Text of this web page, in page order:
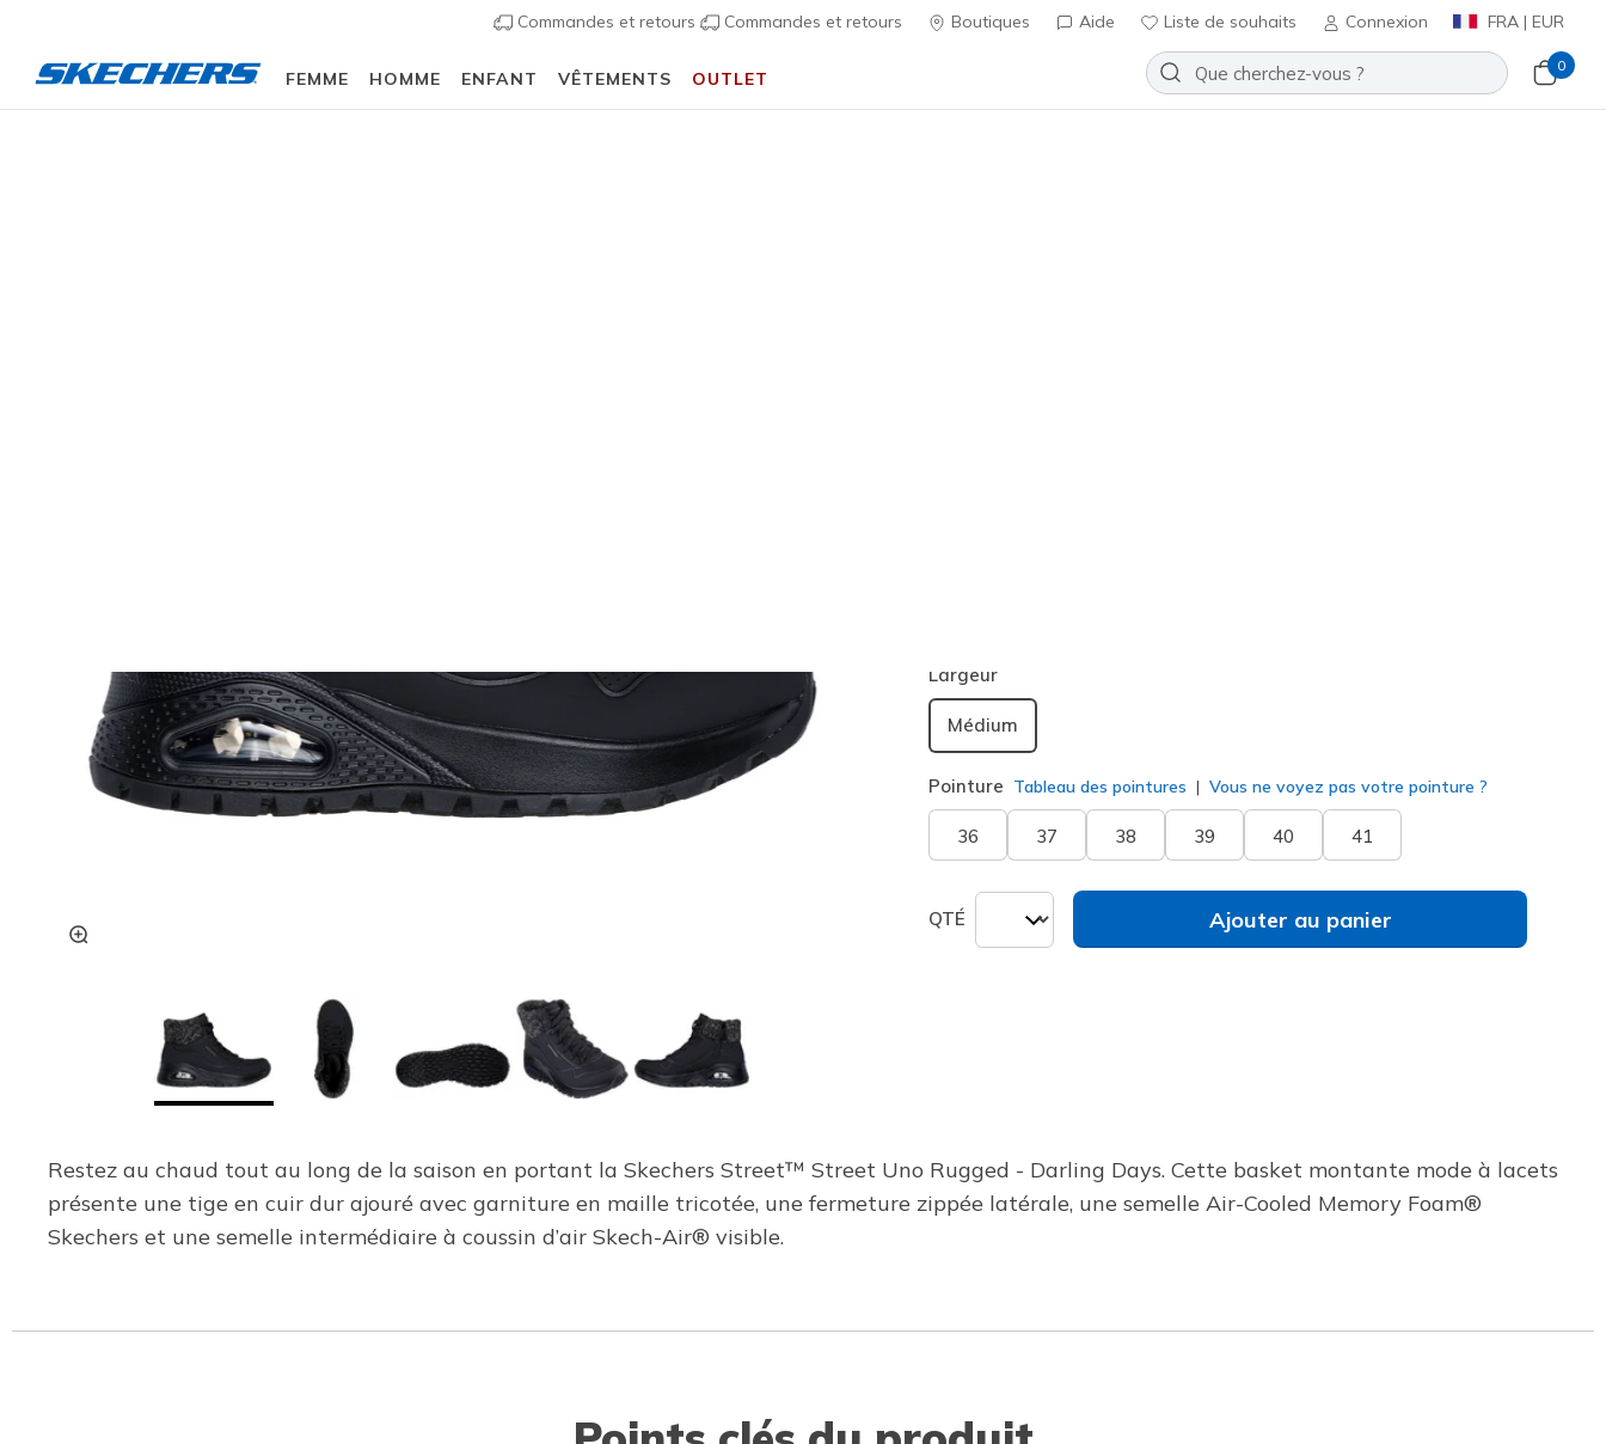
Commandes et retours Commandes et retours Boutiques Aide Liste de souhaits Connexion FRA | EUR
FEMME HOMME ENFANT VÊTEMENTS OUTLET
0
Largeur
Médium
Pointure Tableau des pointures Vous ne voyez pas votre pointure ?
36 37 38 39 40 41
QTÉ Ajouter au panier
Restez au chaud tout au long de la saison en portant la Skechers Street™ Street Uno Rugged - Darling Days. Cette basket montante mode à lacets
présente une tige en cuir dur ajouré avec garniture en maille tricotée, une fermeture zippée latérale, une semelle Air-Cooled Memory Foam®
Skechers et une semelle intermédiaire à coussin d’air Skech-Air® visible.